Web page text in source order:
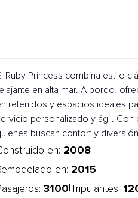
Ruby Princess combina estilo
en alta mar. A bordo,
y espacios ideales
personalizado y ágil.
buscan confort y
en: 2008
en: 2015
3100 Tripulantes: